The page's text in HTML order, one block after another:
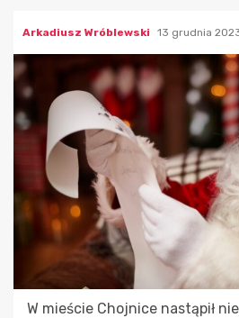
Arkadiusz Wróblewski 13 grudnia
W mieście Chojnice nastąpił